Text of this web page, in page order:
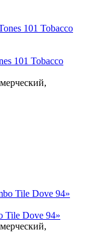
101 Tobacco
Tile Dove 94»